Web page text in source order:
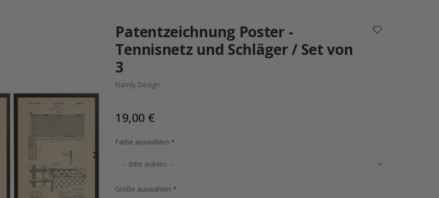
Sterne
Patentzeichnung Poster -
Tennisnetz und Schläger / Set von
3
Namly Design
19,00 €
Farbe auswählen
Größe auswählen